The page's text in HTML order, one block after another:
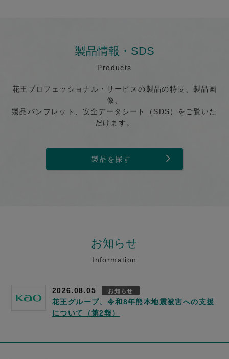
製品情報・SDS
Products
花王プロフェッショナル・サービスの製品の特長、製品画
像、
製品パンフレット、安全データシート（SDS）をご覧いた
だけます。
製品を探す
お知らせ
Information
2026.08.05 お知らせ
花王グループ、令和8年熊本地震被害への支援
について（第2報）